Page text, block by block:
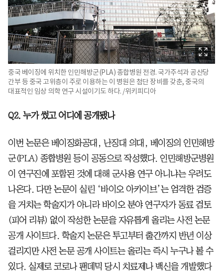
중국 베이징에 위치한 인민해방군(PLA) 종합병원 전경. 국가주석과 공산당
간부 등 중국 고위층이 주로 이용하는 이 병원은 첨단 장비를 갖춘, 중국의
대표적인 임상 의학 연구 시설이기도 하다. /위키피디아
Q2. 누가 썼고 어디에 공개됐나
이번 논문은 베이징화공대, 난징대 의대, 베이징의 인민해방
군(PLA) 종합병원 등이 공동으로 작성했다. 인민해방군병원
이 연구진에 포함된 것에 대해 군사용 연구 아니냐는 우려도
나온다. 다만 논문이 실린 ‘바이오 아카이브’는 엄격한 검증
을 거치는 학술지가 아니라 바이오 분야 연구자가 동료 검토
(피어 리뷰) 없이 작성한 논문을 자유롭게 올리는 사전 논문
공개 사이트다. 학술지 논문은 투고부터 출간까지 반년 이상
걸리지만 사전 논문 공개 사이트는 올리는 즉시 누구나 볼 수
있다. 실제로 코로나 팬데믹 당시 치료제나 백신을 개발했다